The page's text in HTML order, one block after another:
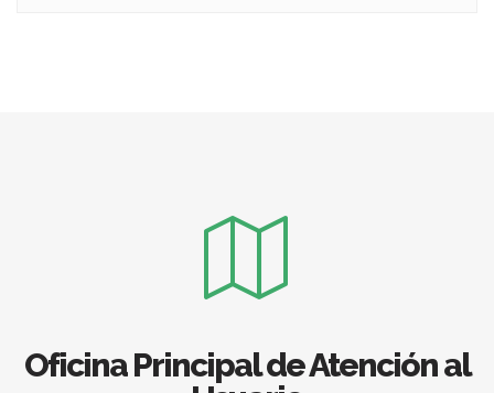
Oficina Principal de Atención al